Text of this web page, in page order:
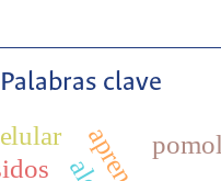
Palabras clave